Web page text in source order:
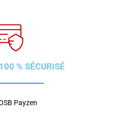
% SÉCURISÉ
Payzen